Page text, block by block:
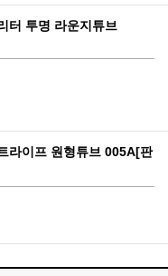
터 투명 라운지튜브
라이프 원형튜브 005A[판